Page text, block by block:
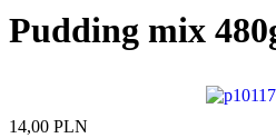
Pudding mix
14,00 PLN